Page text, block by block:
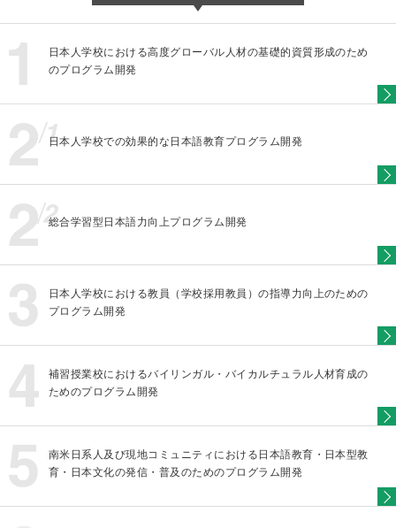
日本人学校における高度グローバル人材の基礎的資質形成のため
のプログラム開発
日本人学校での効果的な日本語教育プログラム開発
総合学習型日本語力向上プログラム開発
日本人学校における教員（学校採用教員）の指導力向上のための
プログラム開発
補習授業校におけるバイリンガル・バイカルチュラル人材育成の
ためのプログラム開発
南米日系人及び現地コミュニティにおける日本語教育・日本型教
育・日本文化の発信・普及のためのプログラム開発